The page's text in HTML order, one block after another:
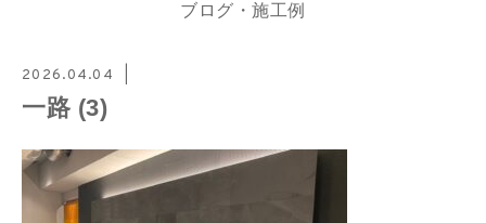
ブログ・施工例
2026.04.04
一路 (3)